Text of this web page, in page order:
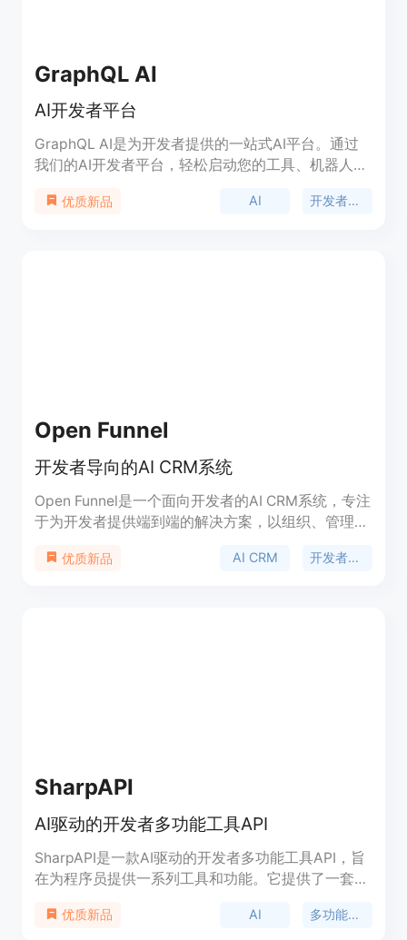
GraphQL AI
AI开发者平台
GraphQL AI是为开发者提供的一站式AI平台。通过
我们的AI开发者平台，轻松启动您的工具、机器人和
生成模型创建出色的内容，还可以使用最新的AI算法
优质新品 AI 开发者平台
Open Funnel
开发者导向的AI CRM系统
Open Funnel是一个面向开发者的AI CRM系统，专注
于为开发者提供端到端的解决方案，以组织、管理和
者社区内外的交流，帮助企业识别、参与和组织高质
优质新品 AI CRM 开发者营销
SharpAPI
AI驱动的开发者多功能工具API
SharpAPI是一款AI驱动的开发者多功能工具API，旨
在为程序员提供一系列工具和功能。它提供了一套全
优质新品 AI 多功能工具